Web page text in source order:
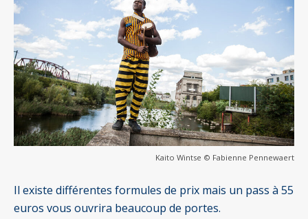
Kaito Wintse © Fabienne Pennewaert
Il existe différentes formules de prix mais un pass à 55
euros vous ouvrira beaucoup de portes.